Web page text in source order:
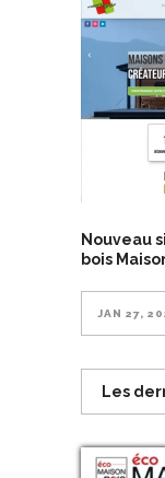
Nouveau
bois
JAN 27,
Les